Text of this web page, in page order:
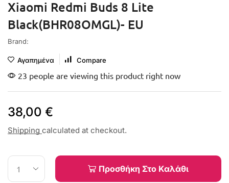
Xiaomi Redmi Buds 8 Lite
Black(BHR08OMGL)- EU
Brand:
Αγαπημένα Compare
23 people are viewing this product right now
38,00 €
Shipping calculated at checkout.
Προσθήκη Στο Καλάθι